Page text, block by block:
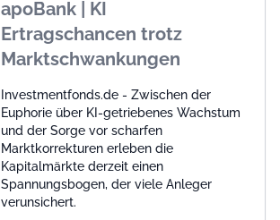
apoBank | KI
Ertragschancen trotz
Marktschwankungen
Investmentfonds.de - Zwischen der
Euphorie über KI-getriebenes Wachstum
und der Sorge vor scharfen
Marktkorrekturen erleben die
Kapitalmärkte derzeit einen
Spannungsbogen, der viele Anleger
verunsichert.